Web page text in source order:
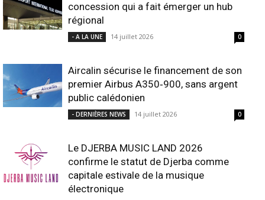
concession qui a fait émerger un hub
régional
- A LA UNE 14 juillet 2026 0
Aircalin sécurise le financement de son
premier Airbus A350‑900, sans argent
public calédonien
- DERNIÈRES NEWS 14 juillet 2026 0
Le DJERBA MUSIC LAND 2026
confirme le statut de Djerba comme
capitale estivale de la musique
électronique